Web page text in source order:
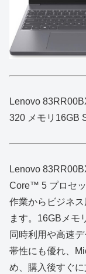
Lenovo
320 メモリ16GB
Lenovo
Core™ 5 プロセ
作業からビジネ
ます。16GBメモ
同時利用や高速
帯性にも優れ、
め、購入後すぐ